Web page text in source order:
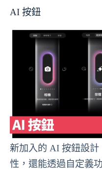
AI 按鈕
新加入的 AI 按鈕設計
性，還能透過自定義